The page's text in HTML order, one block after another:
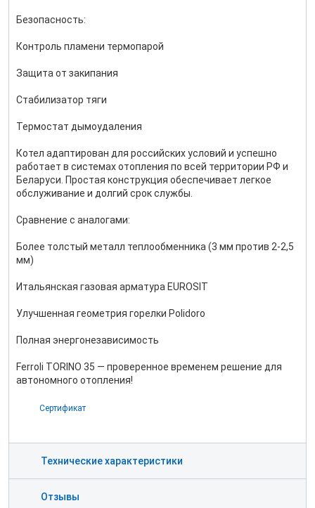
Безопасность:
Контроль пламени термопарой
Защита от закипания
Стабилизатор тяги
Термостат дымоудаления
Котел адаптирован для российских условий и успешно
работает в системах отопления по всей территории РФ и
Беларуси. Простая конструкция обеспечивает легкое
обслуживание и долгий срок службы.
Сравнение с аналогами:
Более толстый металл теплообменника (3 мм против 2-2,5
мм)
Итальянская газовая арматура EUROSIT
Улучшенная геометрия горелки Polidoro
Полная энергонезависимость
Ferroli TORINO 35 — проверенное временем решение для
автономного отопления!
Сертификат
Технические характеристики
Отзывы